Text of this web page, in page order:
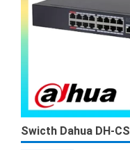
Swicth Dahua DH-